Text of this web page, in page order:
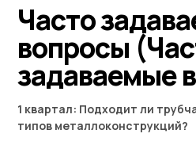
Часто
вопросы
задаваемые
1 квартал: Подходит ли
типов металлоконструкций?